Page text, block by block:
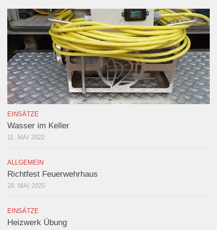
EINSÄTZE
Wasser im Keller
11. MAI 2022
ALLGEMEIN
Richtfest Feuerwehrhaus
28. MAI 2025
EINSÄTZE
Heizwerk Übung